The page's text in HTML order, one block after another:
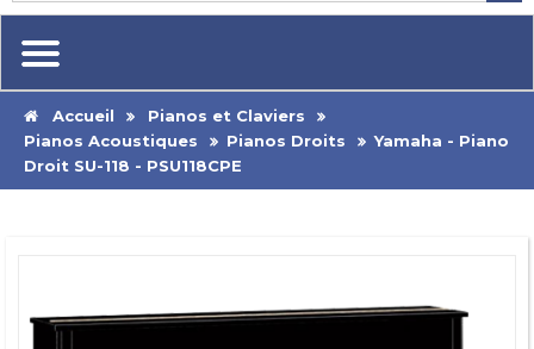
Accueil
Pianos et Claviers
Pianos Acoustiques
Pianos Droits
Yamaha - Piano
Droit SU-118 - PSU118CPE